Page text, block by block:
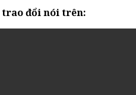
đổi nói trên: